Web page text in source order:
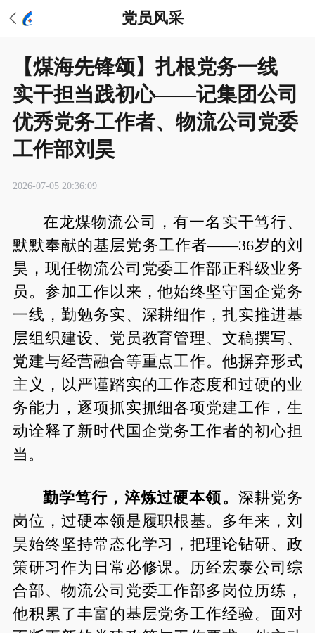
党员风采
【煤海先锋颂】扎根党务一线
实干担当践初心——记集团公司
优秀党务工作者、物流公司党委
工作部刘昊
2026-07-05 20:36:09
在龙煤物流公司，有一名实干笃行、
默默奉献的基层党务工作者——36岁的刘
昊，现任物流公司党委工作部正科级业务
员。参加工作以来，他始终坚守国企党务
一线，勤勉务实、深耕细作，扎实推进基
层组织建设、党员教育管理、文稿撰写、
党建与经营融合等重点工作。他摒弃形式
主义，以严谨踏实的工作态度和过硬的业
务能力，逐项抓实抓细各项党建工作，生
动诠释了新时代国企党务工作者的初心担
当。
勤学笃行，淬炼过硬本领。 深耕党务
岗位，过硬本领是履职根基。多年来，刘
昊始终坚持常态化学习，把理论钻研、政
策研习作为日常必修课。历经宏泰公司综
合部、物流公司党委工作部多岗位历练，
他积累了丰富的基层党务工作经验。面对